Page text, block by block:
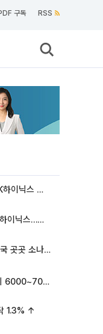
구독 RSS
[베스트&워스트] 삼성전자·SK하이닉스 밀린 한 주…상상인증권은 85% 급등
'불안과 기대 사이' 널뛰는 SK하이닉스…증권가 "HBM4·LTA 기반 펀터멘털 견고"
35도 안팎 무더위 이어져…전국 곳곳 소나기 [오늘 날씨]
[주간증시전망] 다음주 코스피 6000~7000⋯“外人 수급은 정책이 변수”
1.3% ↑